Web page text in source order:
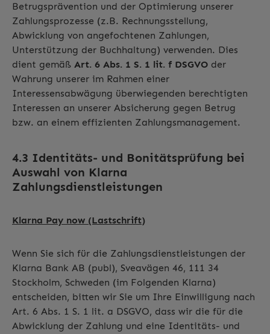
Betrugsprävention und der Optimierung unserer
Zahlungsprozesse (z.B. Rechnungsstellung,
Abwicklung von angefochtenen Zahlungen,
Unterstützung der Buchhaltung) verwenden. Dies
dient gemäß Art. 6 Abs. 1 S. 1 lit. f DSGVO der
Wahrung unserer im Rahmen einer
Interessensabwägung überwiegenden berechtigten
Interessen an unserer Absicherung gegen Betrug
bzw. an einem effizienten Zahlungsmanagement.
4.3 Identitäts- und Bonitätsprüfung bei
Auswahl von Klarna
Zahlungsdienstleistungen
Klarna Pay now (Lastschrift)
Wenn Sie sich für die Zahlungsdienstleistungen der
Klarna Bank AB (publ), Sveavägen 46, 111 34
Stockholm, Schweden (im Folgenden Klarna)
entscheiden, bitten wir Sie um Ihre Einwilligung nach
Art. 6 Abs. 1 S. 1 lit. a DSGVO, dass wir die für die
Abwicklung der Zahlung und eine Identitäts- und